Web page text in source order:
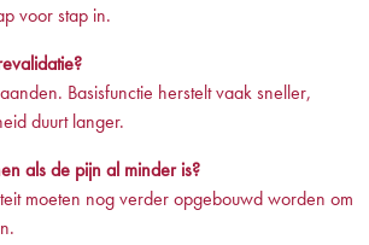
voor stap in.
Basisfunctie herstelt vaak sneller,
duurt langer.
als de pijn al minder is?
moeten nog verder opgebouwd worden om